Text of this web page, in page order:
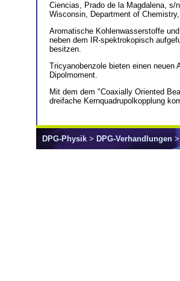
Ciencias, Prado de la Magdalena,
Wisconsin, Department of
Aromatische Kohlenwasserstoffe
neben dem IR-spektrokopisch
besitzen.
Tricyanobenzole bieten einen
Dipolmoment.
Mit dem dem "Coaxially Oriented
dreifache Kernquadrupolkopplung
DPG-Physik > DPG-Verhandlungen >